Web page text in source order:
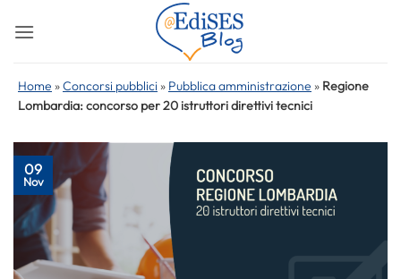
Home »Concorsi pubblici » Pubblica amministrazione » Regione
Lombardia: concorso per 20 istruttori direttivi tecnici
09
Nov